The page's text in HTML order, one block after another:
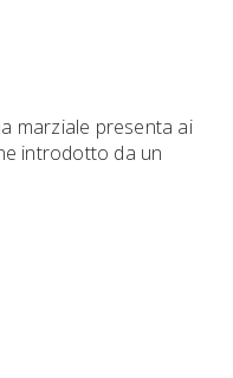
marziale presenta ai
introdotto da un